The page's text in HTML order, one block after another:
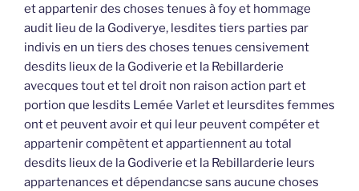
et appartenir des choses tenues à foy et hommage
audit lieu de la Godiverye, lesdites tiers parties par
indivis en un tiers des choses tenues censivement
desdits lieux de la Godiverie et la Rebillarderie
avecques tout et tel droit non raison action part et
portion que lesdits Lemée Varlet et leursdites femmes
ont et peuvent avoir et qui leur peuvent compéter et
appartenir compètent et appartiennent au total
desdits lieux de la Godiverie et la Rebillarderie leurs
appartenances et dépendancse sans aucune choses